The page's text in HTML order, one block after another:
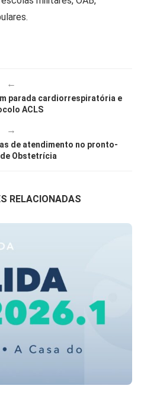
←
parada cardiorrespiratória e
ACLS
→
de atendimento no pronto-
Obstetrícia
RELACIONADAS